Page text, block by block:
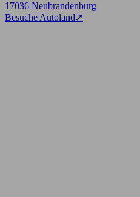
17036 Neubrandenburg
Besuche Autoland➚